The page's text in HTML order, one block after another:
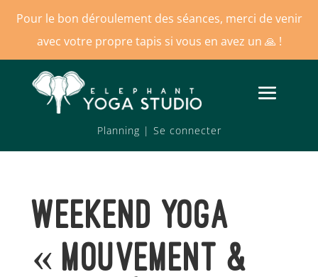
Pour le bon déroulement des séances, merci de venir
avec votre propre tapis si vous en avez un 🙏 !
Planning | Se connecter
Weekend Yoga
« Mouvement &